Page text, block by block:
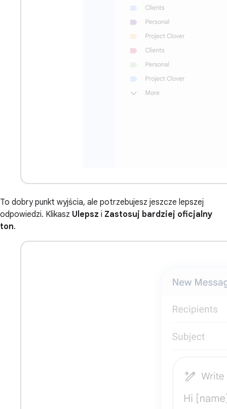
To dobry punkt wyjścia, ale potrzebujesz jeszcze lepszej
odpowiedzi. Klikasz Ulepsz i Zastosuj bardziej oficjalny
ton.